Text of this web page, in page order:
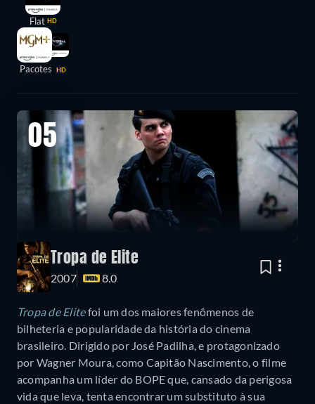
Flat HD
Pacotes HD
05
Tropa de Elite
2007 8.0
Tropa de Elitefoi um dos maiores fenômenos de
bilheteria e popularidade da história do cinema
brasileiro. Dirigido por José Padilha, e protagonizado
por Wagner Moura, como Capitão Nascimento, o filme
acompanha um líder do BOPE que, cansado da perigosa
vida que leva, tenta encontrar um substituto à sua